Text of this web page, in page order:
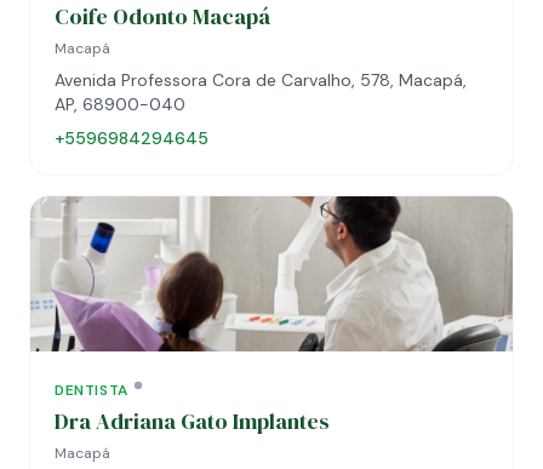
Coife Odonto Macapá
Macapá
Avenida Professora Cora de Carvalho, 578, Macapá,
AP, 68900-040
+5596984294645
DENTISTA
Dra Adriana Gato Implantes
Macapá